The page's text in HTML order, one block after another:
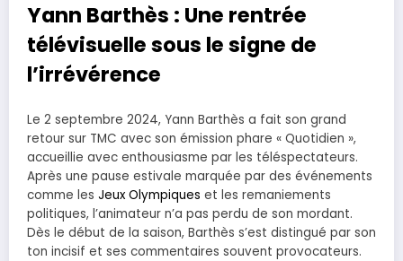
Yann Barthès : Une rentrée
télévisuelle sous le signe de
l’irrévérence
Le 2 septembre 2024, Yann Barthès a fait son grand
retour sur TMC avec son émission phare « Quotidien »,
accueillie avec enthousiasme par les téléspectateurs.
Après une pause estivale marquée par des événements
comme les Jeux Olympiques et les remaniements
politiques, l’animateur n’a pas perdu de son mordant.
Dès le début de la saison, Barthès s’est distingué par son
ton incisif et ses commentaires souvent provocateurs.